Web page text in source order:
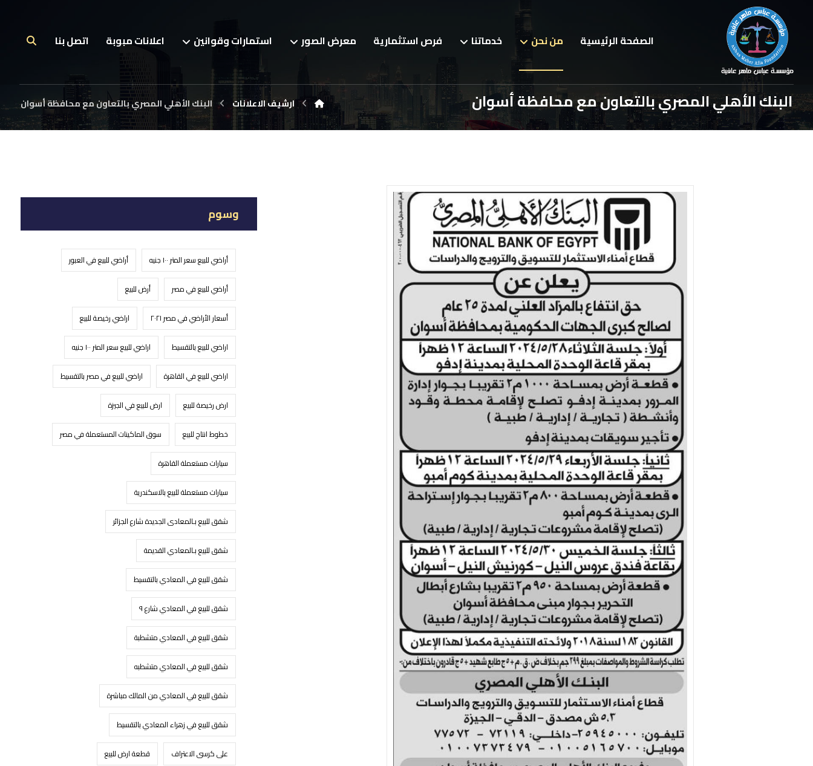
الصفحة الرئيسية من نحن خدماتنا فرص استثمارية معرض الصور استمارات وقوانين اعلانات مبوبة اتصل بنا
البنك الأهلي المصري بالتعاون مع محافظة أسوان ارشيف الاعلانات البنك الأهلي المصري بالتعاون مع محافظة أسوان
وسوم
أراضي للبيع سعر المتر ١٠٠ جنيه أراضي للبيع في العبور
أراضي للبيع في مصر أرض للبيع
أسعار الأراضي في مصر ٢٠٢١ اراضي رخيصة للبيع
اراضي للبيع بالتقسيط اراضي للبيع سعر المتر ١٠٠ جنيه
اراضي للبيع في القاهرة اراضي للبيع في مصر بالتقسيط
ارض رخيصة للبيع ارض للبيع في الجيزة
خطوط انتاج للبيع سوق الماكينات المستعملة في مصر
سيارات مستعملة القاهرة
سيارات مستعملة للبيع بالاسكندرية
شقق للبيع بـالمعادى الجديدة شارع الجزائر
شقق للبيع بـالمعادي القديمة
شقق للبيع في المعادي بالتقسيط
شقق للبيع في المعادي شارع ٩
شقق للبيع في المعادي متشطبة
شقق للبيع في المعادي متشطبه
شقق للبيع في المعادي من المالك مباشرة
شقق للبيع في زهراء المعادي بالتقسيط
على كرسى الاعتراف قطعة ارض للبيع